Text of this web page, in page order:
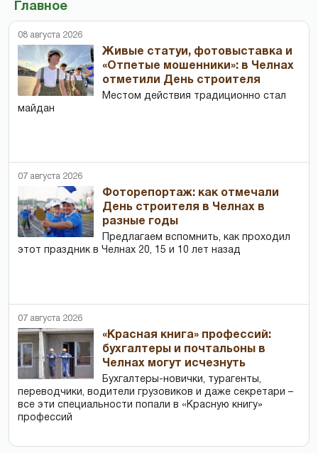
Главное
08 августа 2026
Живые статуи, фотовыставка и
«Отпетые мошенники»: в Челнах
отметили День строителя
Местом действия традиционно стал
майдан
07 августа 2026
Фоторепортаж: как отмечали
День строителя в Челнах в
разные годы
Предлагаем вспомнить, как проходил
этот праздник в Челнах 20, 15 и 10 лет назад
07 августа 2026
«Красная книга» профессий:
бухгалтеры и почтальоны в
Челнах могут исчезнуть
Бухгалтеры-новички, тур­агенты,
переводчики, водители грузовиков и даже секретари –
все эти специальности попали в «Красную книгу»
профессий